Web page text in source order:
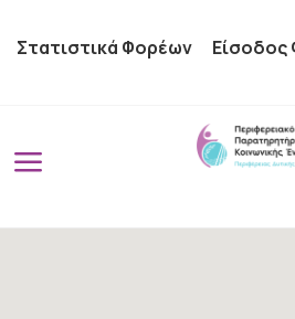
Στατιστικά Φορέων
a